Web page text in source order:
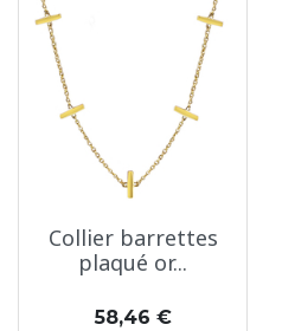
Collier barrettes
plaqué or...
Prix
58,46 €